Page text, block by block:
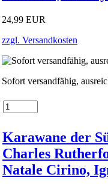
24,99 EUR
zzgl. Versandkosten
Sofort versandfähig,
Karawane der
Charles
Natale Cirino,